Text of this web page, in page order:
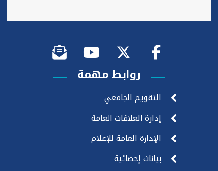
روابط مهمة
التقويم الجامعي
إدارة العلاقات العامة
الإدارة العامة للإعلام
بيانات إحصائية